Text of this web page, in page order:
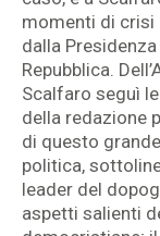
momenti di crisi
dalla
Repubblica.
Scalfaro seguì
della redazione
di questo
politica,
leader del
aspetti salienti